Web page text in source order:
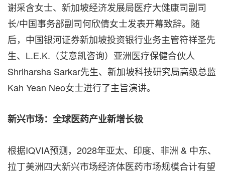
谢采含女士、新加坡经济发展局医疗大健康司副司
长/中国事务部副司何欣倩女士发表开幕致辞。随
后，中国银河证券新加坡投资银行业务主管符祥圣先
生、L.E.K.（艾意凯咨询）亚洲医疗保健合伙人
Shriharsha Sarkar先生、新加坡科技研究局高级总监
Kah Yean Neo女士进行了主旨演讲。
新兴市场：全球医药产业新增长极
根据IQVIA预测，2028年亚太、印度、非洲 & 中东、
拉丁美洲四大新兴市场经济体医药市场规模合计有望